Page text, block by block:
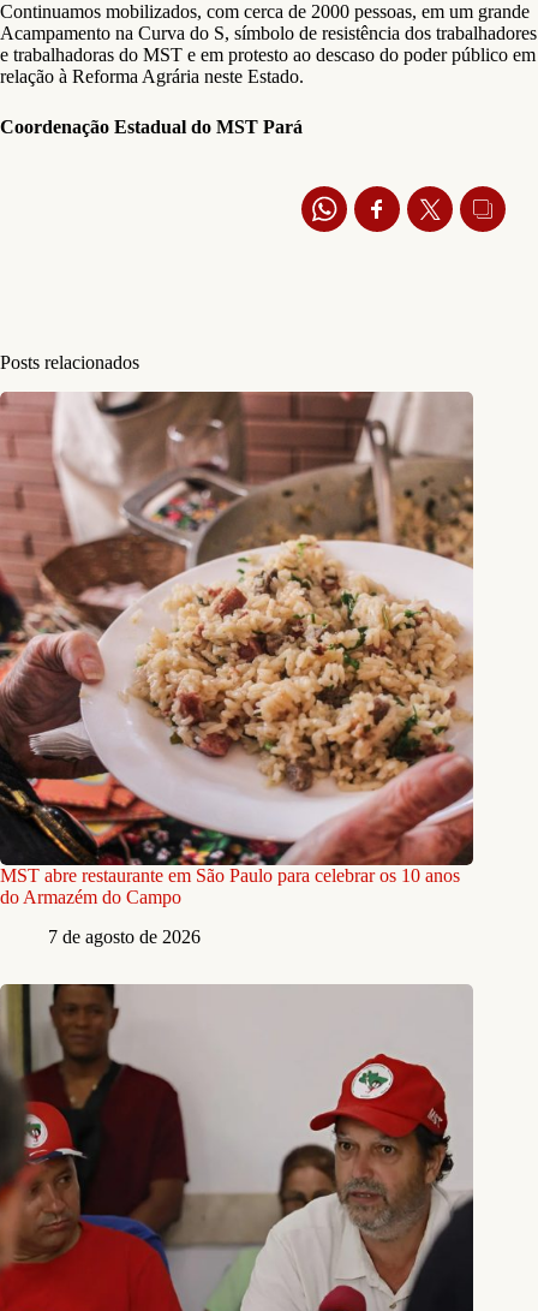
Continuamos mobilizados, com cerca de 2000 pessoas, em um grande
Acampamento na Curva do S, símbolo de resistência dos trabalhadores
e trabalhadoras do MST e em protesto ao descaso do poder público em
relação à Reforma Agrária neste Estado.
Coordenação Estadual do MST Pará
Posts relacionados
MST abre restaurante em São Paulo para celebrar os 10 anos
do Armazém do Campo
7 de agosto de 2026